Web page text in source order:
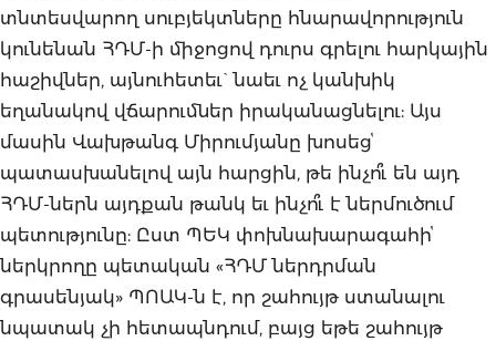
տնտեսվարող սուբյեկտները հնարավորություն
կունենան ՀԴՄ-ի միջոցով դուրս գրելու հարկային
հաշիվներ, այնուհետեւ` նաեւ ոչ կանխիկ
եղանակով վճարումներ իրականացնելու: Այս
մասին Վախթանգ Միրումյանը խոսեցՙ
պատասխանելով այն հարցին, թե ինչո՞ւ են այդ
ՀԴՄ-ներն այդքան թանկ եւ ինչո՞ւ է ներմուծում
պետությունը: Ըստ ՊԵԿ փոխնախարագահիՙ
ներկրողը պետական «ՀԴՄ ներդրման
գրասենյակ» ՊՈԱԿ-ն է, որ շահույթ ստանալու
նպատակ չի հետապնդում, բայց եթե շահույթ